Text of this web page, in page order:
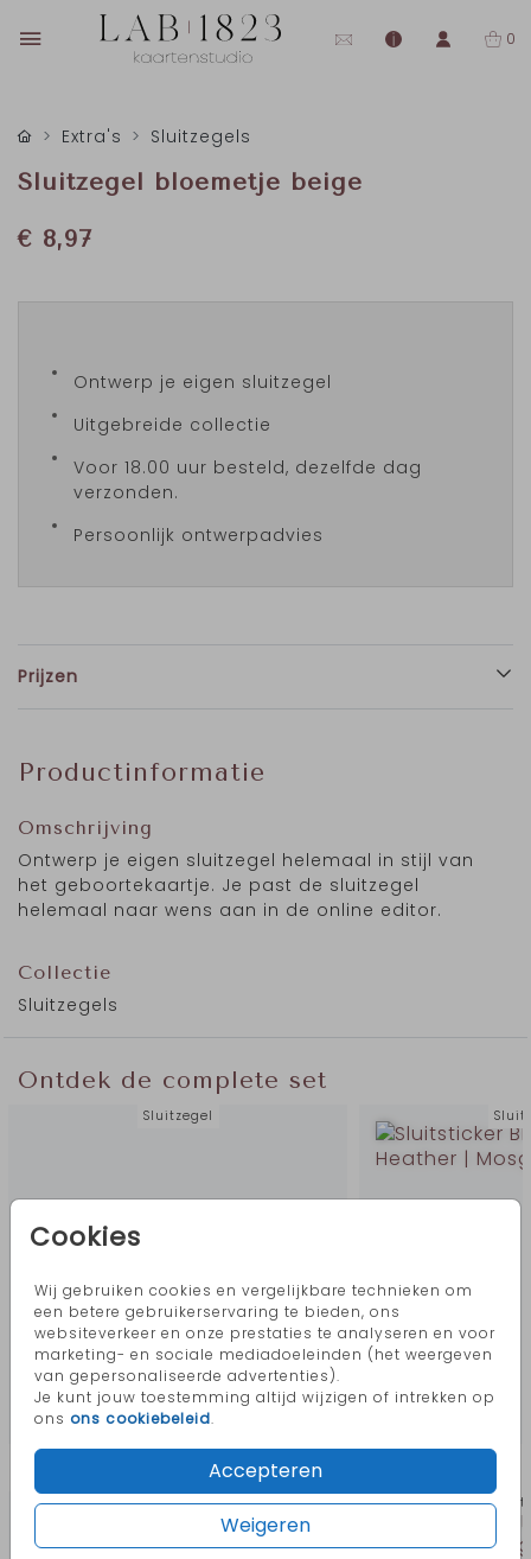
0
Cookies
Wij gebruiken cookies en vergelijkbare technieken om
een betere gebruikerservaring te bieden, ons
websiteverkeer en onze prestaties te analyseren en voor
marketing- en sociale mediadoeleinden (het weergeven
van gepersonaliseerde advertenties).
Je kunt jouw toestemming altijd wijzigen of intrekken op
ons ons cookiebeleid.
Accepteren
Weigeren
Extra's Sluitzegels
Sluitzegel bloemetje beige
€ 8,97
Ontwerp je eigen sluitzegel
Uitgebreide collectie
Voor 18.00 uur besteld, dezelfde dag
verzonden.
Persoonlijk ontwerpadvies
Prijzen
Productinformatie
Omschrijving
Ontwerp je eigen sluitzegel helemaal in stijl van
het geboortekaartje. Je past de sluitzegel
helemaal naar wens aan in de online editor.
Collectie
Sluitzegels
Ontdek de complete set
Sluitzegel
Meer in deze stijl
Sluitzegel